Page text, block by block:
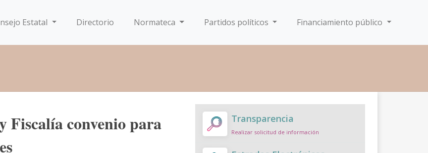
Estatal Directorio Normateca Partidos políticos Financiamiento público
convenio para
Transparencia
Realizar solicitud de información